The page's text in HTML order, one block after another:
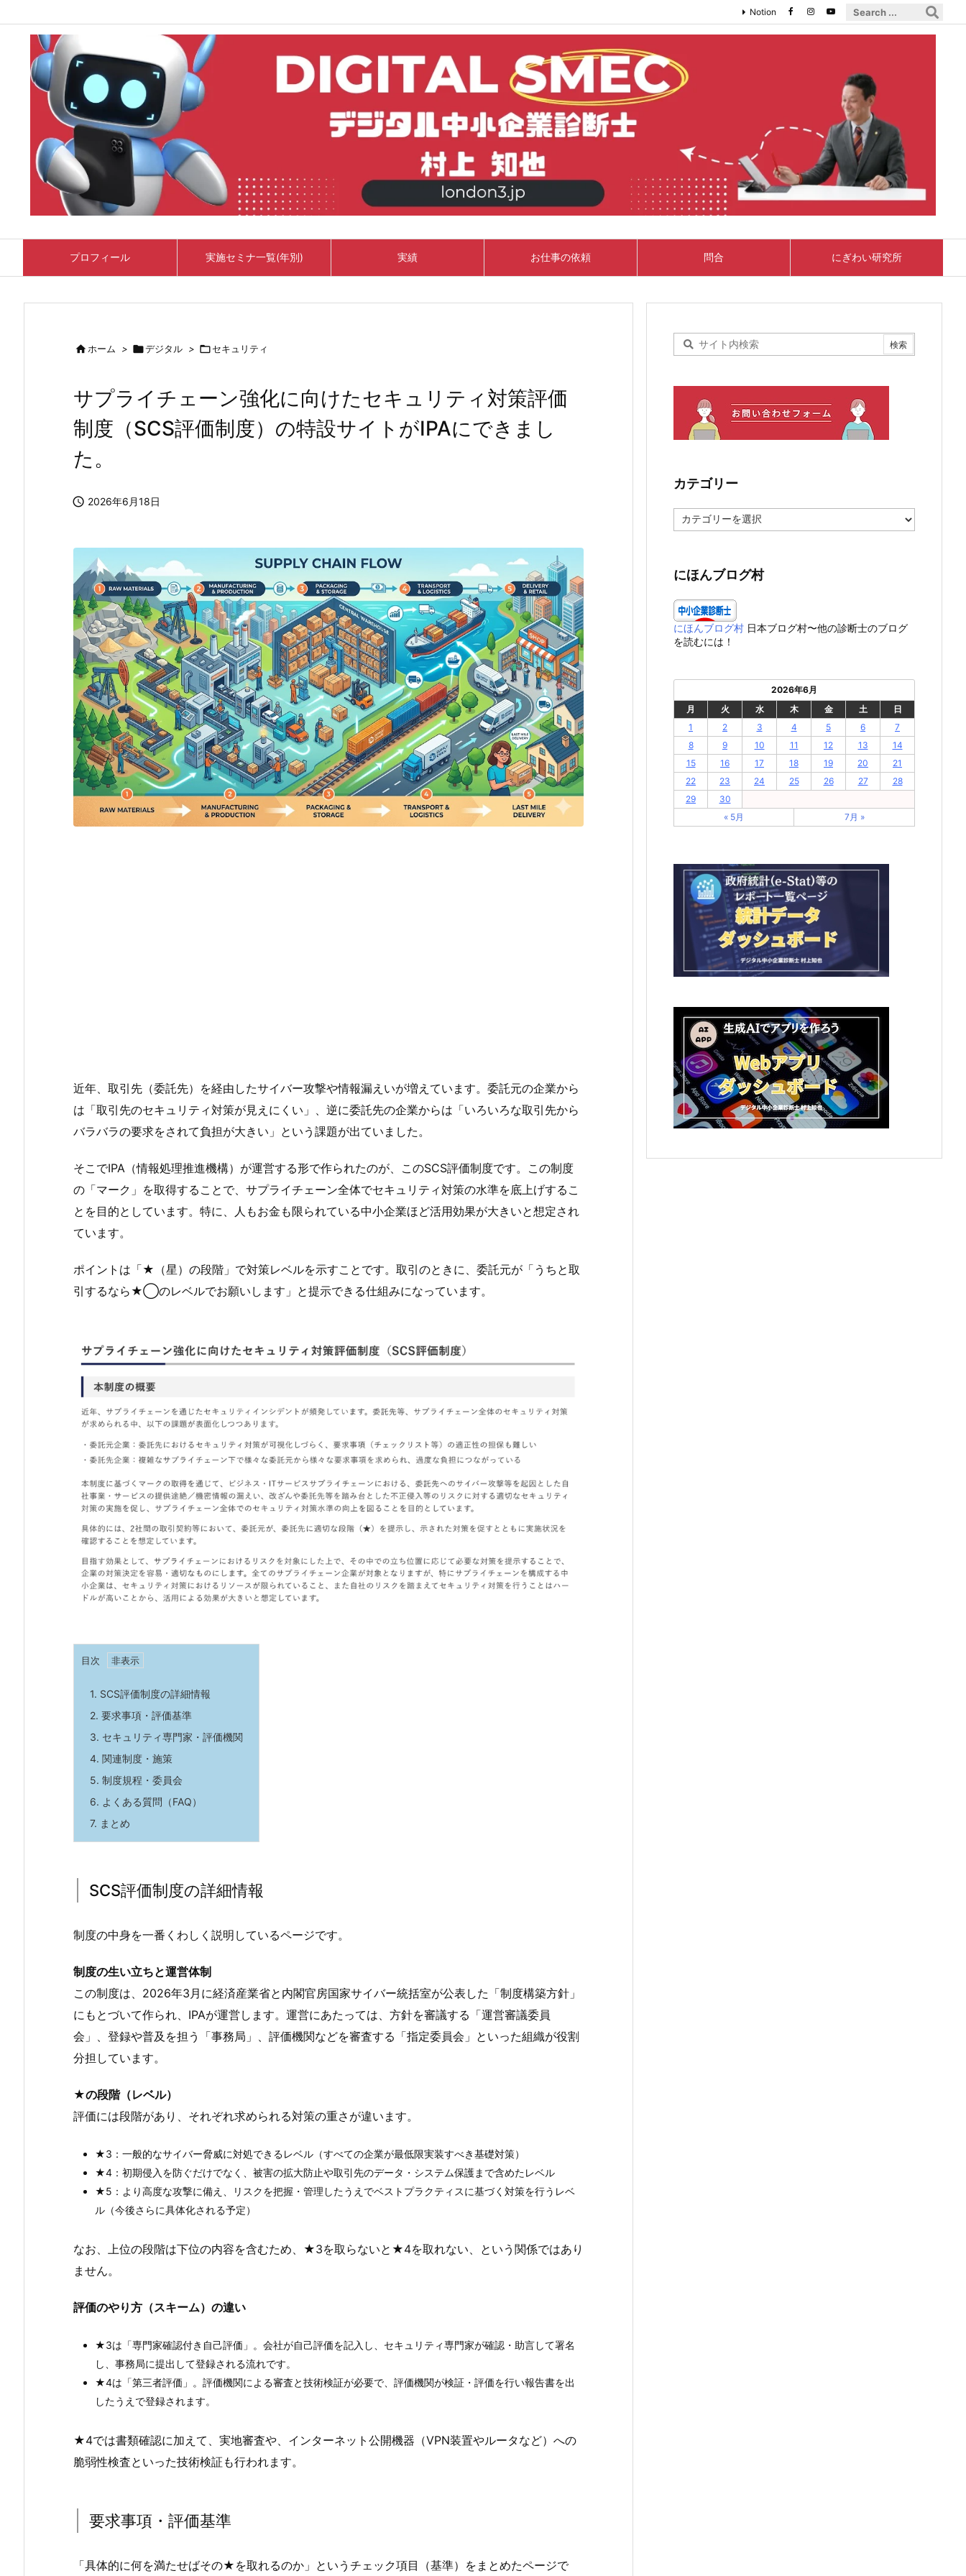
プロフィール 実施セミナ一覧(年別) 実績 お仕事の依頼 問合 にぎわい研究所
Notion
ホーム > デジタル > セキュリティ
サプライチェーン強化に向けたセキュリティ対策評価
制度（SCS評価制度）の特設サイトがIPAにできまし
た。
 2026年6月18日
近年、取引先（委託先）を経由したサイバー攻撃や情報漏えいが増えています。委託元の企業から
は「取引先のセキュリティ対策が見えにくい」、逆に委託先の企業からは「いろいろな取引先から
バラバラの要求をされて負担が大きい」という課題が出ていました。
そこでIPA（情報処理推進機構）が運営する形で作られたのが、このSCS評価制度です。この制度
の「マーク」を取得することで、サプライチェーン全体でセキュリティ対策の水準を底上げするこ
とを目的としています。特に、人もお金も限られている中小企業ほど活用効果が大きいと想定され
ています。
ポイントは「★（星）の段階」で対策レベルを示すことです。取引のときに、委託元が「うちと取
引するなら★◯のレベルでお願いします」と提示できる仕組みになっています。
目次
1. SCS評価制度の詳細情報
2. 要求事項・評価基準
3. セキュリティ専門家・評価機関
4. 関連制度・施策
5. 制度規程・委員会
6. よくある質問（FAQ）
7. まとめ
SCS評価制度の詳細情報
制度の中身を一番くわしく説明しているページです。
制度の生い立ちと運営体制
この制度は、2026年3月に経済産業省と内閣官房国家サイバー統括室が公表した「制度構築方針」
にもとづいて作られ、IPAが運営します。運営にあたっては、方針を審議する「運営審議委員
会」、登録や普及を担う「事務局」、評価機関などを審査する「指定委員会」といった組織が役割
分担しています。
★の段階（レベル）
評価には段階があり、それぞれ求められる対策の重さが違います。
★3：一般的なサイバー脅威に対処できるレベル（すべての企業が最低限実装すべき基礎対策）
★4：初期侵入を防ぐだけでなく、被害の拡大防止や取引先のデータ・システム保護まで含めたレベル
★5：より高度な攻撃に備え、リスクを把握・管理したうえでベストプラクティスに基づく対策を行うレベ
ル（今後さらに具体化される予定）
なお、上位の段階は下位の内容を含むため、★3を取らないと★4を取れない、という関係ではあり
ません。
評価のやり方（スキーム）の違い
★3は「専門家確認付き自己評価」。会社が自己評価を記入し、セキュリティ専門家が確認・助言して署名
し、事務局に提出して登録される流れです。
★4は「第三者評価」。評価機関による審査と技術検証が必要で、評価機関が検証・評価を行い報告書を出
したうえで登録されます。
★4では書類確認に加えて、実地審査や、インターネット公開機器（VPN装置やルータなど）への
脆弱性検査といった技術検証も行われます。
要求事項・評価基準
「具体的に何を満たせばその★を取れるのか」というチェック項目（基準）をまとめたページで
カテゴリー
テ
ー
にほんブログ村
にほんブログ村 日本ブログ村〜他の診断士のブログ
を読むには！
2026年6月
月
火 水 木 金 土
日
1
2 3 4 5 6
7
8
9 10 11 12 13
14
15
16 17 18 19 20
21
22
23 24 25 26 27
28
29
30
« 5月
7月 »